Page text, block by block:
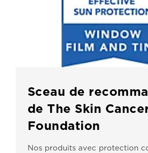
Sceau de
de The Skin
Foundation
Nos produits avec protection